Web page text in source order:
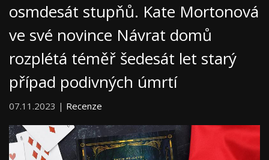
osmdesát stupňů. Kate Mortonová
ve své novince Návrat domů
rozplétá téměř šedesát let starý
případ podivných úmrtí
07.11.2023 | Recenze